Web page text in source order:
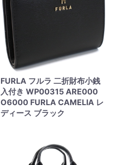
FURLA フルラ 二折財布小銭
入付き WP00315 ARE000
O6000 FURLA CAMELIA レ
ディース ブラック